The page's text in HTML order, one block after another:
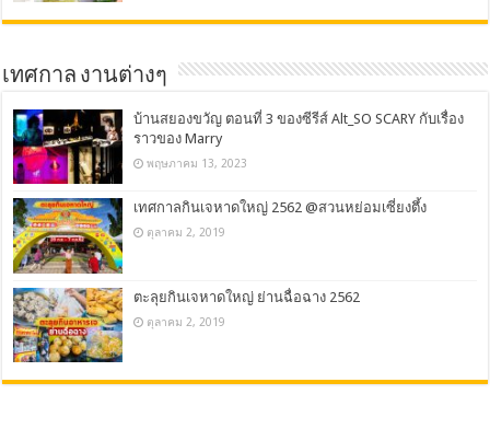
เทศกาล งานต่างๆ
บ้านสยองขวัญ ตอนที่ 3 ของซีรีส์ Alt_SO SCARY กับเรื่อง
ราวของ Marry
พฤษภาคม 13, 2023
เทศกาลกินเจหาดใหญ่ 2562 @สวนหย่อมเซี่ยงตึ้ง
ตุลาคม 2, 2019
ตะลุยกินเจหาดใหญ่ ย่านฉื่อฉาง 2562
ตุลาคม 2, 2019